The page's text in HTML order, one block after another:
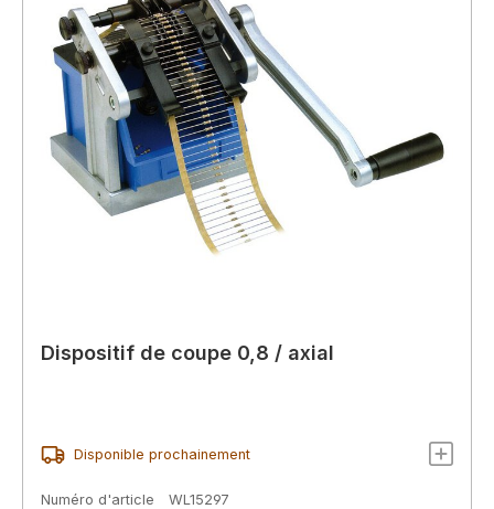
Dispositif de coupe 0,8 / axial
Disponible prochainement
Numéro d'article
WL15297